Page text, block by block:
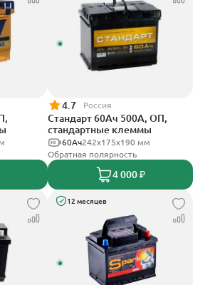
4.7 Россия
Стандарт 60Ач 500А, ОП,
стандартные клеммы
242x175x190 мм
60Ач
Обратная полярность
4 000 ₽
12 месяцев